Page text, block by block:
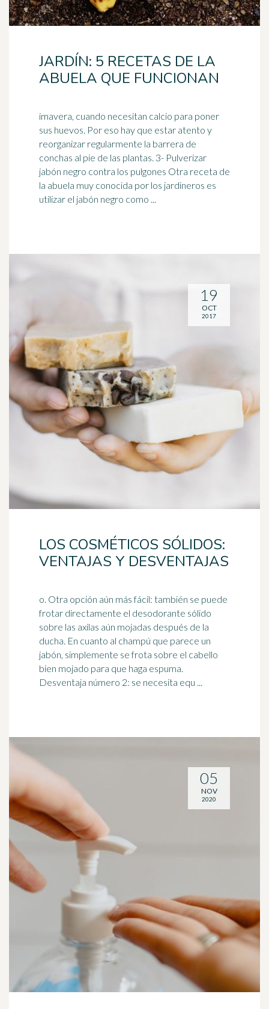
JARDÍN: 5 RECETAS DE LA
ABUELA QUE FUNCIONAN
imavera, cuando necesitan calcio para poner
sus huevos. Por eso hay que estar atento y
reorganizar regularmente la barrera de
conchas al pie de las plantas. 3- Pulverizar
jabón negro contra los pulgones Otra receta de
la abuela muy conocida por los jardineros es
utilizar el jabón negro como ...
LOS COSMÉTICOS SÓLIDOS:
VENTAJAS Y DESVENTAJAS
o. Otra opción aún más fácil: también se puede
frotar directamente el desodorante sólido
sobre las axilas aún mojadas después de la
ducha. En cuanto al champú que parece un
jabón, simplemente se frota sobre el cabello
bien mojado para que haga espuma.
Desventaja número 2: se necesita equ ...
19
OCT
2017
05
NOV
2020